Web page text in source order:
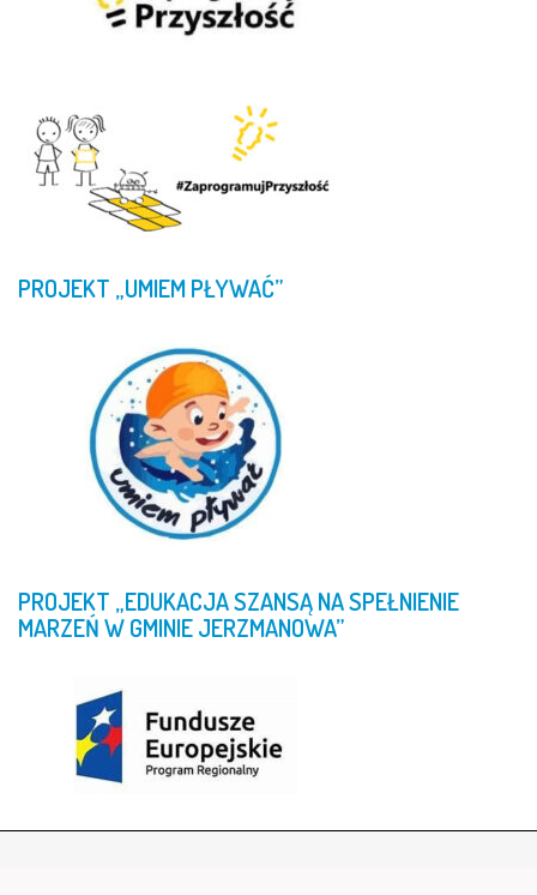
PROJEKT „UMIEMPŁYWAĆ”
PROJEKT „EDUKACJASZANSĄNASPEŁNIENIE
MARZEŃWGMINIEJERZMANOWA”